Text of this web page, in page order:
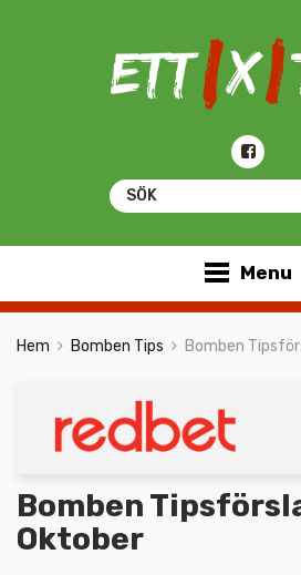
Menu
Hem Bomben Tips Bomben
Bomben
Oktober